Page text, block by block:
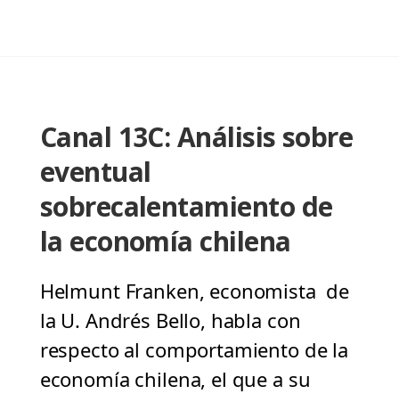
Canal 13C: Análisis sobre
eventual
sobrecalentamiento de
la economía chilena
Helmunt Franken, economista de
la U. Andrés Bello, habla con
respecto al comportamiento de la
economía chilena, el que a su